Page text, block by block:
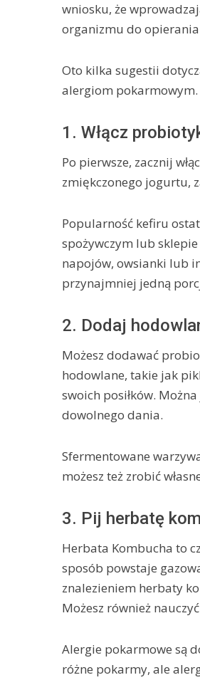
wniosku, że
organizmu do
Oto kilka sugestii
alergiom pokarmowym.
1. Włącz
Po pierwsze, zacznij
zmiękczonego jogurtu,
Popularność kefiru
spożywczym lub
napojów, owsianki lub
przynajmniej jedną
2. Dodaj
Możesz dodawać
hodowlane, takie jak
swoich posiłków.
dowolnego dania.
Sfermentowane
możesz też zrobić
3. Pij herbatę
Herbata Kombucha to
sposób powstaje
znalezieniem herbaty
Możesz również
Alergie pokarmowe są
różne pokarmy, ale